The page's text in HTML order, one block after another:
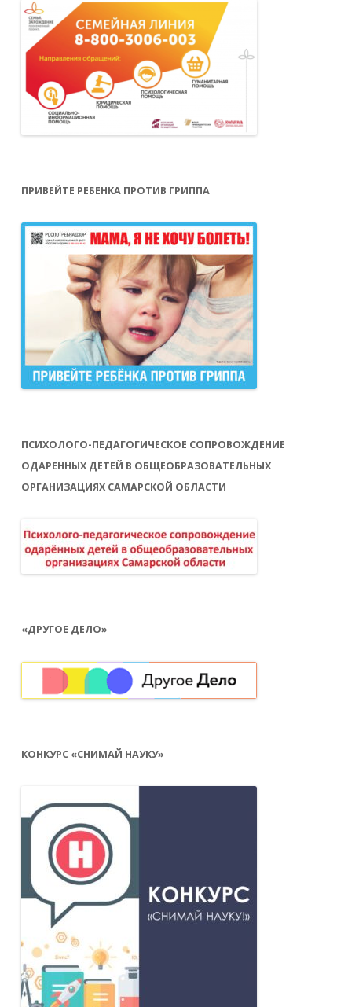
ПРИВЕЙТЕ РЕБЕНКА ПРОТИВ ГРИППА
ПСИХОЛОГО-ПЕДАГОГИЧЕСКОЕ СОПРОВОЖДЕНИЕ
ОДАРЕННЫХ ДЕТЕЙ В ОБЩЕОБРАЗОВАТЕЛЬНЫХ
ОРГАНИЗАЦИЯХ САМАРСКОЙ ОБЛАСТИ
«ДРУГОЕ ДЕЛО»
КОНКУРС «СНИМАЙ НАУКУ»